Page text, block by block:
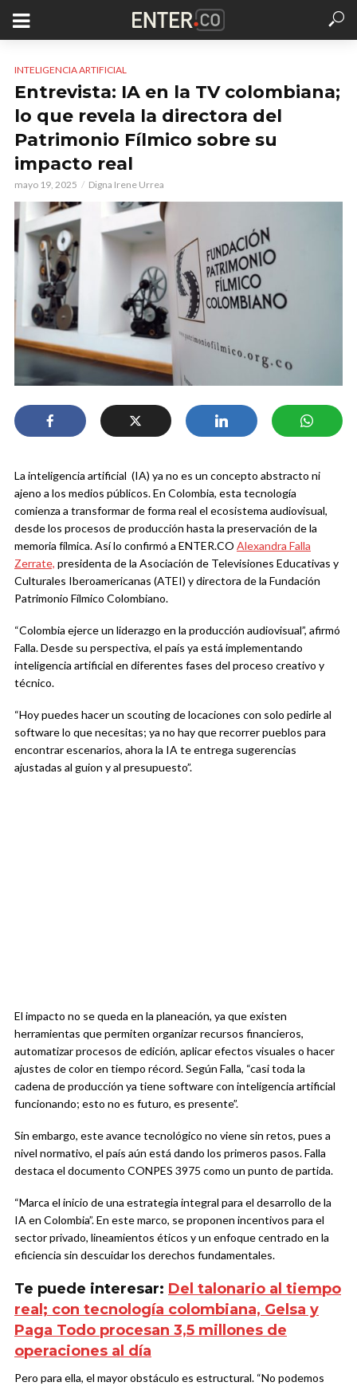
INTELIGENCIA ARTIFICIAL
Entrevista: IA en la TV colombiana;
lo que revela la directora del
Patrimonio Fílmico sobre su
impacto real
mayo 19, 2025 Digna Irene Urrea
La inteligencia artificial (IA) ya no es un concepto abstracto ni
ajeno a los medios públicos. En Colombia, esta tecnología
comienza a transformar de forma real el ecosistema audiovisual,
desde los procesos de producción hasta la preservación de la
memoria fílmica. Así lo confirmó a ENTER.CO Alexandra Falla
Zerrate, presidenta de la Asociación de Televisiones Educativas y
Culturales Iberoamericanas (ATEI) y directora de la Fundación
Patrimonio Fílmico Colombiano.
“Colombia ejerce un liderazgo en la producción audiovisual”, afirmó
Falla. Desde su perspectiva, el país ya está implementando
inteligencia artificial en diferentes fases del proceso creativo y
técnico.
“Hoy puedes hacer un scouting de locaciones con solo pedirle al
software lo que necesitas; ya no hay que recorrer pueblos para
encontrar escenarios, ahora la IA te entrega sugerencias
ajustadas al guion y al presupuesto”.
El impacto no se queda en la planeación, ya que existen
herramientas que permiten organizar recursos financieros,
automatizar procesos de edición, aplicar efectos visuales o hacer
ajustes de color en tiempo récord. Según Falla, “casi toda la
cadena de producción ya tiene software con inteligencia artificial
funcionando; esto no es futuro, es presente”.
Sin embargo, este avance tecnológico no viene sin retos, pues a
nivel normativo, el país aún está dando los primeros pasos. Falla
destaca el documento CONPES 3975 como un punto de partida.
“Marca el inicio de una estrategia integral para el desarrollo de la
IA en Colombia”. En este marco, se proponen incentivos para el
sector privado, lineamientos éticos y un enfoque centrado en la
eficiencia sin descuidar los derechos fundamentales.
Te puede interesar: Del talonario al tiempo
real; con tecnología colombiana, Gelsa y
Paga Todo procesan 3,5 millones de
operaciones al día
Pero para ella, el mayor obstáculo es estructural. “No podemos